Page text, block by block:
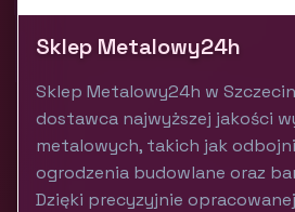
Sklep Metalowy24h
Sklep Metalowy24h w
dostawca najwyższej jakości
metalowych, takich jak
ogrodzenia budowlane oraz
Dzięki precyzyjnie